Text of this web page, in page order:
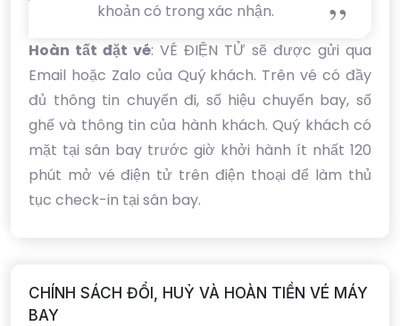
khoản có trong xác nhận.
Hoàn tất đặt vé: VÉ ĐIỆN TỬ sẽ được gửi qua
Email hoặc Zalo của Quý khách. Trên vé có đầy
đủ thông tin chuyến đi, số hiệu chuyến bay, số
ghế và thông tin của hành khách. Quý khách có
mặt tại sân bay trước giờ khởi hành ít nhất 120
phút mở vé điện tử trên điện thoại để làm thủ
tục check-in tại sân bay.
CHÍNH SÁCH ĐỔI, HUỶ VÀ HOÀN TIỀN VÉ MÁY
BAY